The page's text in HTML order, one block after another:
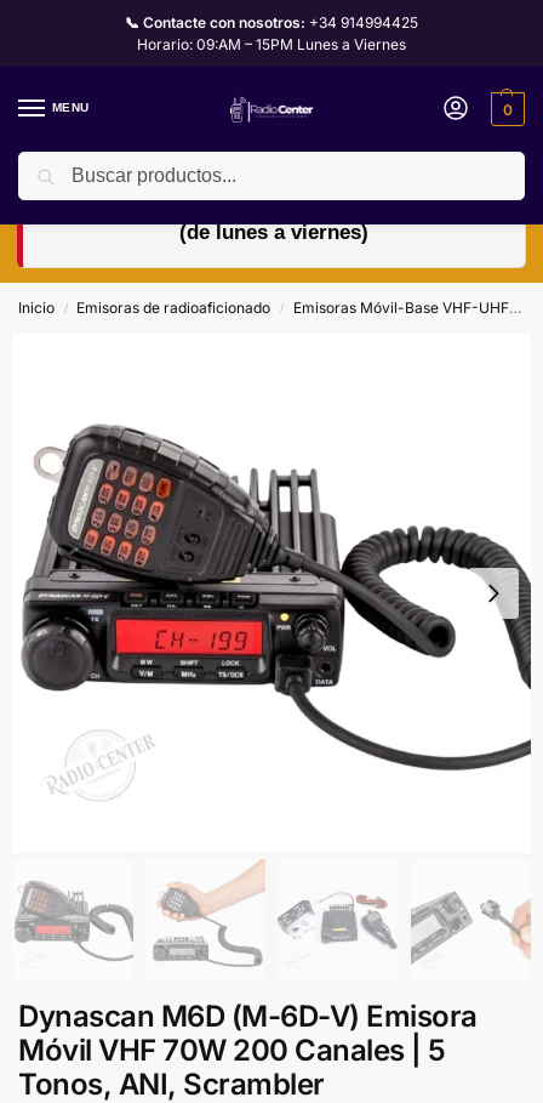
📞 Contacte con nosotros: +34 914994425
Horario: 09:AM – 15PM Lunes a Viernes
MENU 0
🏖️ Horario de verano: abierto de 9:00 a 15:00 h
(de lunes a viernes)
Inicio / Emisoras de radioaficionado / Emisoras Móvil-Base VHF-UHF
Dynascan M6D (M-6D-V) Emisora
Móvil VHF 70W 200 Canales | 5
Tonos, ANI, Scrambler